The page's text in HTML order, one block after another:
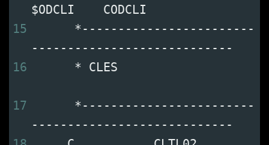
15
*------------------------
----------------------------
16
* CLES
17
*------------------------
----------------------------